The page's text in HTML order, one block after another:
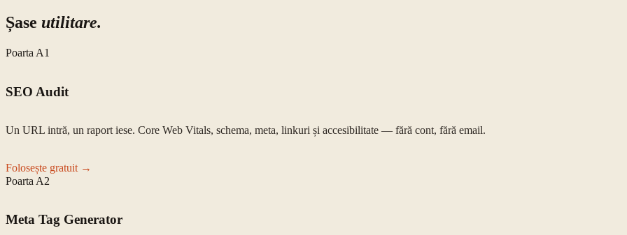
Șase utilitare.
Poarta A1
SEO Audit
Un URL intră, un raport iese. Core Web Vitals, schema, meta, linkuri și accesibilitate — fără cont, fără email.
Folosește gratuit →
Poarta A2
Meta Tag Generator